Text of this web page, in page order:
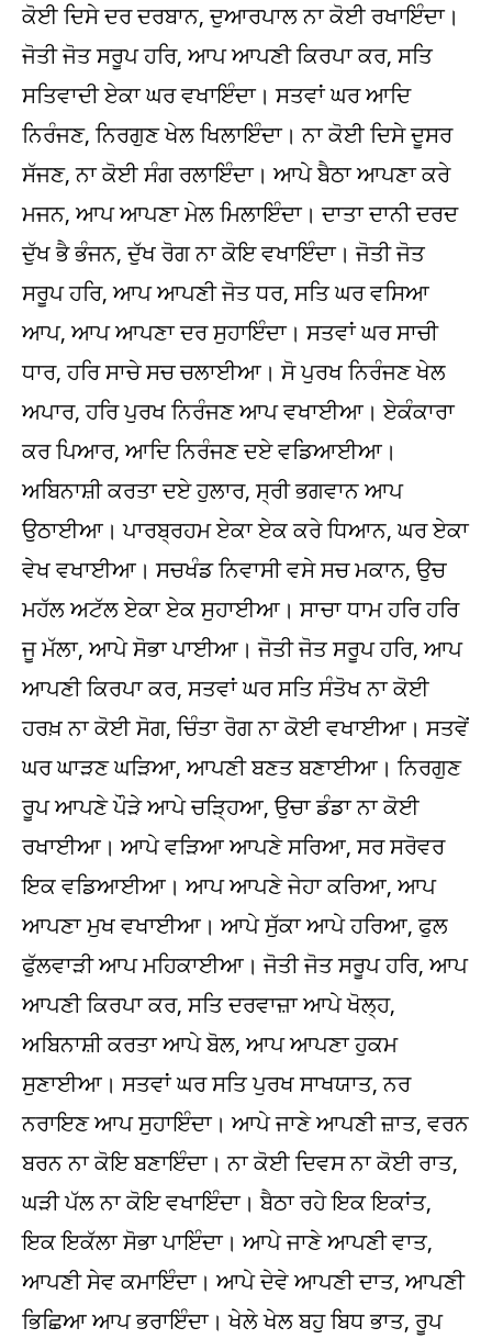
ਕੋਈ ਦਿਸੇ ਦਰ ਦਰਬਾਨ, ਦੁਆਰਪਾਲ ਨਾ ਕੋਈ ਰਖਾਇੰਦਾ।
ਜੋਤੀ ਜੋਤ ਸਰੂਪ ਹਰਿ, ਆਪ ਆਪਣੀ ਕਿਰਪਾ ਕਰ, ਸਤਿ
ਸਤਿਵਾਦੀ ਏਕਾ ਘਰ ਵਖਾਇੰਦਾ। ਸਤਵਾਂ ਘਰ ਆਦਿ
ਨਿਰੰਜਣ, ਨਿਰਗੁਣ ਖੇਲ ਖਿਲਾਇੰਦਾ। ਨਾ ਕੋਈ ਦਿਸੇ ਦੂਸਰ
ਸੱਜਣ, ਨਾ ਕੋਈ ਸੰਗ ਰਲਾਇੰਦਾ। ਆਪੇ ਬੈਠਾ ਆਪਣਾ ਕਰੇ
ਮਜਨ, ਆਪ ਆਪਣਾ ਮੇਲ ਮਿਲਾਇੰਦਾ। ਦਾਤਾ ਦਾਨੀ ਦਰਦ
ਦੁੱਖ ਭੈ ਭੰਜਨ, ਦੁੱਖ ਰੋਗ ਨਾ ਕੋਇ ਵਖਾਇੰਦਾ। ਜੋਤੀ ਜੋਤ
ਸਰੂਪ ਹਰਿ, ਆਪ ਆਪਣੀ ਜੋਤ ਧਰ, ਸਤਿ ਘਰ ਵਸਿਆ
ਆਪ, ਆਪ ਆਪਣਾ ਦਰ ਸੁਹਾਇੰਦਾ। ਸਤਵਾਂ ਘਰ ਸਾਚੀ
ਧਾਰ, ਹਰਿ ਸਾਚੇ ਸਚ ਚਲਾਈਆ। ਸੋ ਪੁਰਖ ਨਿਰੰਜਣ ਖੇਲ
ਅਪਾਰ, ਹਰਿ ਪੁਰਖ ਨਿਰੰਜਣ ਆਪ ਵਖਾਈਆ। ਏਕੰਕਾਰਾ
ਕਰ ਪਿਆਰ, ਆਦਿ ਨਿਰੰਜਣ ਦਏ ਵਡਿਆਈਆ।
ਅਬਿਨਾਸ਼ੀ ਕਰਤਾ ਦਏ ਹੁਲਾਰ, ਸ੍ਰੀ ਭਗਵਾਨ ਆਪ
ਉਠਾਈਆ। ਪਾਰਬ੍ਰਹਮ ਏਕਾ ਏਕ ਕਰੇ ਧਿਆਨ, ਘਰ ਏਕਾ
ਵੇਖ ਵਖਾਈਆ। ਸਚਖੰਡ ਨਿਵਾਸੀ ਵਸੇ ਸਚ ਮਕਾਨ, ਉਚ
ਮਹੱਲ ਅਟੱਲ ਏਕਾ ਏਕ ਸੁਹਾਈਆ। ਸਾਚਾ ਧਾਮ ਹਰਿ ਹਰਿ
ਜੂ ਮੱਲਾ, ਆਪੇ ਸੋਭਾ ਪਾਈਆ। ਜੋਤੀ ਜੋਤ ਸਰੂਪ ਹਰਿ, ਆਪ
ਆਪਣੀ ਕਿਰਪਾ ਕਰ, ਸਤਵਾਂ ਘਰ ਸਤਿ ਸੰਤੋਖ ਨਾ ਕੋਈ
ਹਰਖ਼ ਨਾ ਕੋਈ ਸੋਗ, ਚਿੰਤਾ ਰੋਗ ਨਾ ਕੋਈ ਵਖਾਈਆ। ਸਤਵੇਂ
ਘਰ ਘਾੜਣ ਘੜਿਆ, ਆਪਣੀ ਬਣਤ ਬਣਾਈਆ। ਨਿਰਗੁਣ
ਰੂਪ ਆਪਣੇ ਪੌੜੇ ਆਪੇ ਚੜ੍ਹਿਆ, ਉਚਾ ਡੰਡਾ ਨਾ ਕੋਈ
ਰਖਾਈਆ। ਆਪੇ ਵੜਿਆ ਆਪਣੇ ਸਰਿਆ, ਸਰ ਸਰੋਵਰ
ਇਕ ਵਡਿਆਈਆ। ਆਪ ਆਪਣੇ ਜੇਹਾ ਕਰਿਆ, ਆਪ
ਆਪਣਾ ਮੁਖ ਵਖਾਈਆ। ਆਪੇ ਸੁੱਕਾ ਆਪੇ ਹਰਿਆ, ਫੁਲ
ਫੁੱਲਵਾੜੀ ਆਪ ਮਹਿਕਾਈਆ। ਜੋਤੀ ਜੋਤ ਸਰੂਪ ਹਰਿ, ਆਪ
ਆਪਣੀ ਕਿਰਪਾ ਕਰ, ਸਤਿ ਦਰਵਾਜ਼ਾ ਆਪੇ ਖੋਲ੍ਹ,
ਅਬਿਨਾਸ਼ੀ ਕਰਤਾ ਆਪੇ ਬੋਲ, ਆਪ ਆਪਣਾ ਹੁਕਮ
ਸੁਣਾਈਆ। ਸਤਵਾਂ ਘਰ ਸਤਿ ਪੁਰਖ ਸਾਖਯਾਤ, ਨਰ
ਨਰਾਇਣ ਆਪ ਸੁਹਾਇੰਦਾ। ਆਪੇ ਜਾਣੇ ਆਪਣੀ ਜ਼ਾਤ, ਵਰਨ
ਬਰਨ ਨਾ ਕੋਇ ਬਣਾਇੰਦਾ। ਨਾ ਕੋਈ ਦਿਵਸ ਨਾ ਕੋਈ ਰਾਤ,
ਘੜੀ ਪੱਲ ਨਾ ਕੋਇ ਵਖਾਇੰਦਾ। ਬੈਠਾ ਰਹੇ ਇਕ ਇਕਾਂਤ,
ਇਕ ਇਕੱਲਾ ਸੋਭਾ ਪਾਇੰਦਾ। ਆਪੇ ਜਾਣੇ ਆਪਣੀ ਵਾਤ,
ਆਪਣੀ ਸੇਵ ਕਮਾਇੰਦਾ। ਆਪੇ ਦੇਵੇ ਆਪਣੀ ਦਾਤ, ਆਪਣੀ
ਭਿਛਿਆ ਆਪ ਭਰਾਇੰਦਾ। ਖੇਲੇ ਖੇਲ ਬਹੁ ਬਿਧ ਭਾਤ, ਰੂਪ